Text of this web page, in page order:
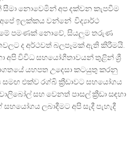
නොවෙමින් අප දක්වන කැපවීම
ඉලක්කය වන්නේ විද්‍යාර්ථ
පමණක් නොවේ, සියලුම තරුණ
ද අර්ථවත් බලපෑමක් ඇති කිරීමයි.
අපි විවිධ සහයෝගීතාවයන් තුළින් ශ්‍රී
යහපත උදෙසා කටයුතු කරනු
සමඟ එක්ව රග්බි ක්‍රීඩාවට සහයෝගය
සහ වෙනත් පාසල් ක්‍රීඩා සඳහා
ලබාදීමට අපි සැදී පැහැදී